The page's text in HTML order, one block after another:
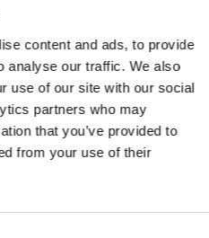
content and ads, to provide
analyse our traffic. We also
use of our site with our social
partners who may
that you’ve provided to
from your use of their